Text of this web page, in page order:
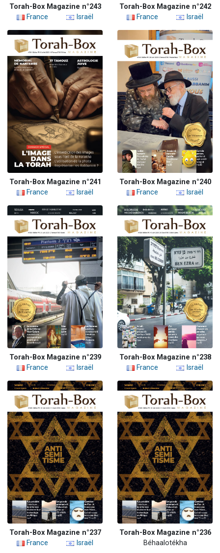
Torah-Box Magazine n°243
France
Israël
Torah-Box Magazine n°242
France
Israël
Torah-Box Magazine n°241
France
Israël
Torah-Box Magazine n°240
France
Israël
Torah-Box Magazine n°239
France
Israël
Torah-Box Magazine n°238
France
Israël
Torah-Box Magazine n°237
France
Israël
Torah-Box Magazine n°236
Béhaalotékha